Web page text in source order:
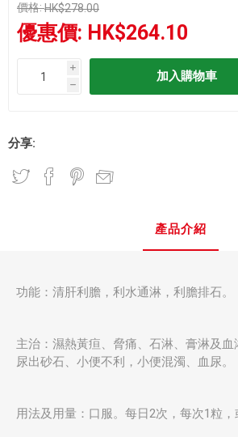
價格:HK$278.00
優惠價: HK$264.10
i
h
分享:
產品介紹
功能：清肝利膽，利水通淋，利膽排石。
主治：濕熱黃疸、脅痛、石淋、膏淋及血
尿出砂石、小便不利，小便混濁、血尿。
用法及用量：口服。每日2次，每次1粒，